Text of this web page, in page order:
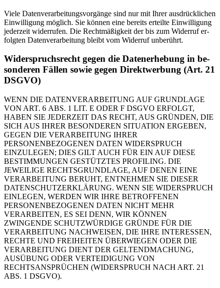
Vie­le Da­ten­ver­ar­bei­tungs­vor­gän­ge sind nur mit Ih­rer aus­drück­li­chen
Ein­wil­li­gung mög­lich. Sie kön­nen eine be­reits er­teil­te Ein­wil­li­gung
je­der­zeit wi­der­ru­fen. Die Recht­mä­ßig­keit der bis zum Wi­der­ruf er­
folg­ten Da­ten­ver­ar­bei­tung bleibt vom Wi­der­ruf un­be­rührt.
Wi­der­spruchs­recht ge­gen die Da­ten­er­he­bung in be­
son­de­ren Fäl­len so­wie ge­gen Di­rekt­wer­bung (Art. 21
DSGVO)
WENN DIE DATENVERARBEITUNG AUF GRUNDLAGE
VON ART. 6 ABS. 1 LIT. E ODER F DSGVO ERFOLGT,
HABEN SIE JEDERZEIT DAS RECHT, AUS GRÜNDEN, DIE
SICH AUS IHRER BESONDEREN SITUATION ERGEBEN,
GEGEN DIE VERARBEITUNG IHRER
PERSONENBEZOGENEN DATEN WIDERSPRUCH
EINZULEGEN; DIES GILT AUCH FÜR EIN AUF DIESE
BESTIMMUNGEN GESTÜTZTES PROFILING. DIE
JEWEILIGE RECHTSGRUNDLAGE, AUF DENEN EINE
VERARBEITUNG BERUHT, ENTNEHMEN SIE DIESER
DATENSCHUTZERKLÄRUNG. WENN SIE WIDERSPRUCH
EINLEGEN, WERDEN WIR IHRE BETROFFENEN
PERSONENBEZOGENEN DATEN NICHT MEHR
VERARBEITEN, ES SEI DENN, WIR KÖNNEN
ZWINGENDE SCHUTZWÜRDIGE GRÜNDE FÜR DIE
VERARBEITUNG NACHWEISEN, DIE IHRE INTERESSEN,
RECHTE UND FREIHEITEN ÜBERWIEGEN ODER DIE
VERARBEITUNG DIENT DER GELTENDMACHUNG,
AUSÜBUNG ODER VERTEIDIGUNG VON
RECHTSANSPRÜCHEN (WIDERSPRUCH NACH ART. 21
ABS. 1 DSGVO).